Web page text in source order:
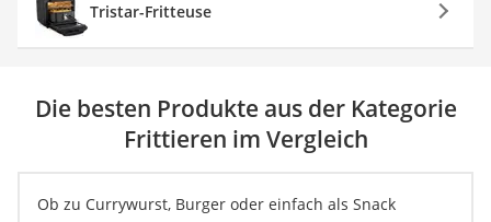
Tristar-Fritteuse
Die besten Produkte aus der Kategorie
Frittieren im Vergleich
Ob zu Currywurst, Burger oder einfach als Snack